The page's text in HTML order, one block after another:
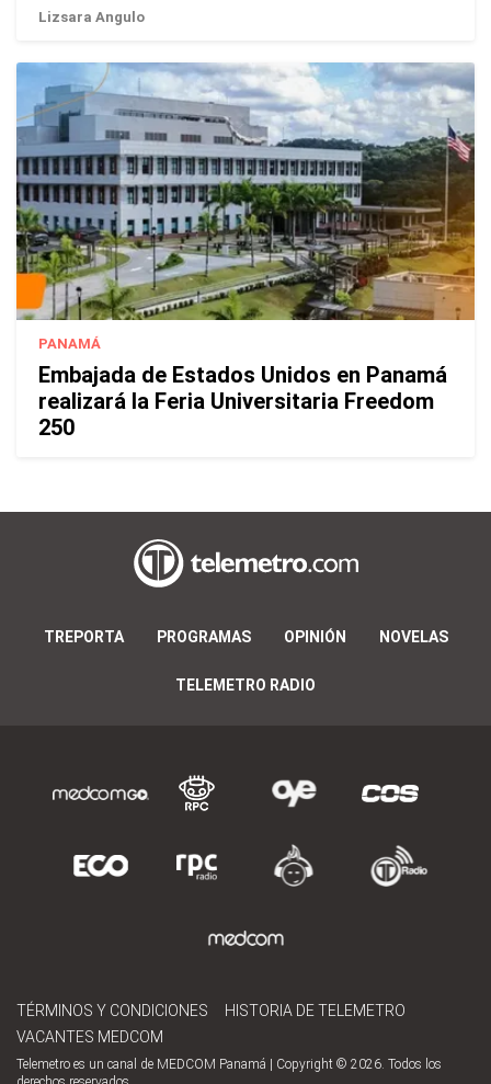
Lizsara Angulo
PANAMÁ
Embajada de Estados Unidos en Panamá
realizará la Feria Universitaria Freedom
250
TREPORTA PROGRAMAS OPINIÓN NOVELAS
TELEMETRO RADIO
TÉRMINOS Y CONDICIONES
HISTORIA DE TELEMETRO
VACANTES MEDCOM
Telemetro es un canal de MEDCOM Panamá | Copyright © 2026. Todos los